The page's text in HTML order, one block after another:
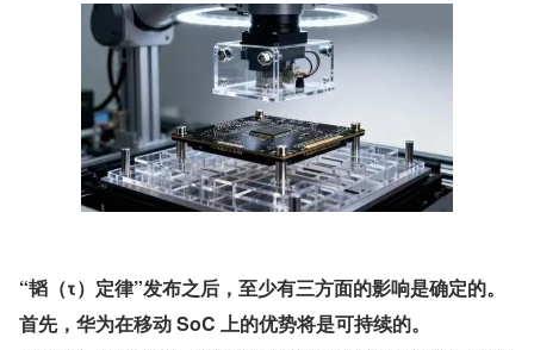
“韬（τ）定律”发布之后，至少有三方面的影响是确定的。
首先，华为在移动 SoC 上的优势将是可持续的。